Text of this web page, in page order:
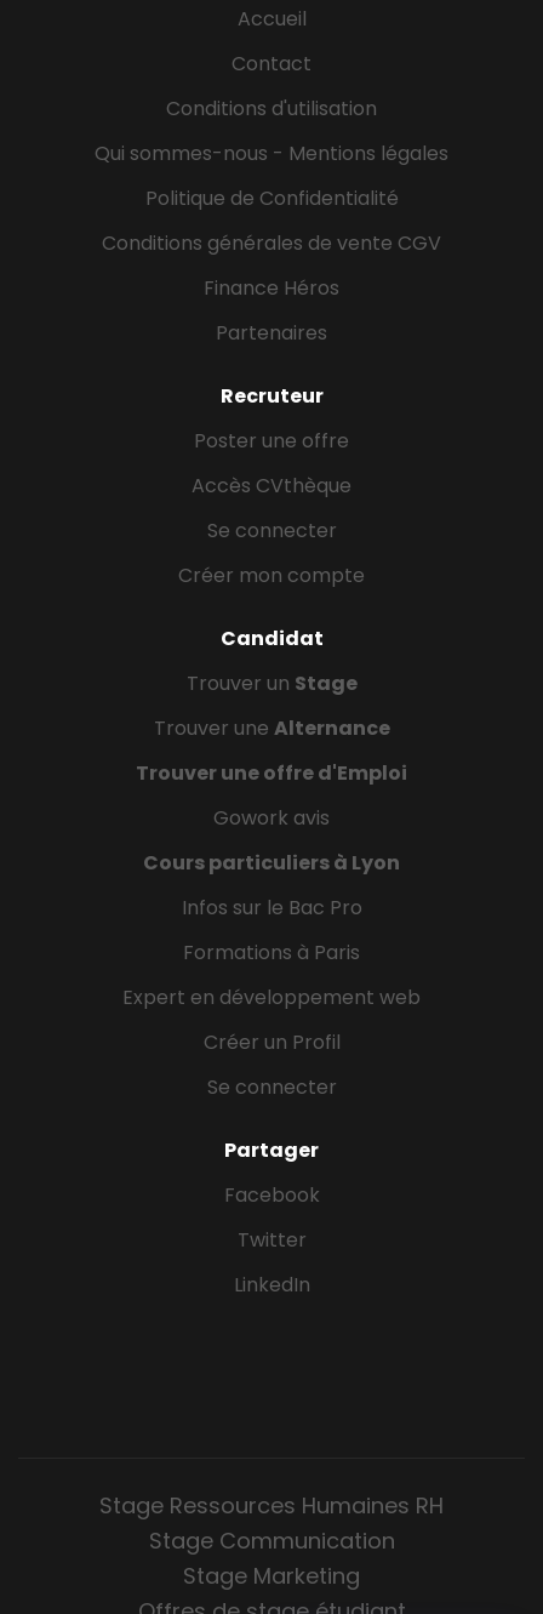
Accueil
Contact
Conditions d'utilisation
Qui sommes-nous - Mentions légales
Politique de Confidentialité
Conditions générales de vente CGV
Finance Héros
Partenaires
Recruteur
Poster une offre
Accès CVthèque
Se connecter
Créer mon compte
Candidat
Trouver un Stage
Trouver une Alternance
Trouver une offre d'Emploi
Gowork avis
Cours particuliers à Lyon
Infos sur le Bac Pro
Formations à Paris
Expert en développement web
Créer un Profil
Se connecter
Partager
Facebook
Twitter
LinkedIn
Stage Ressources Humaines RH
Stage Communication
Stage Marketing